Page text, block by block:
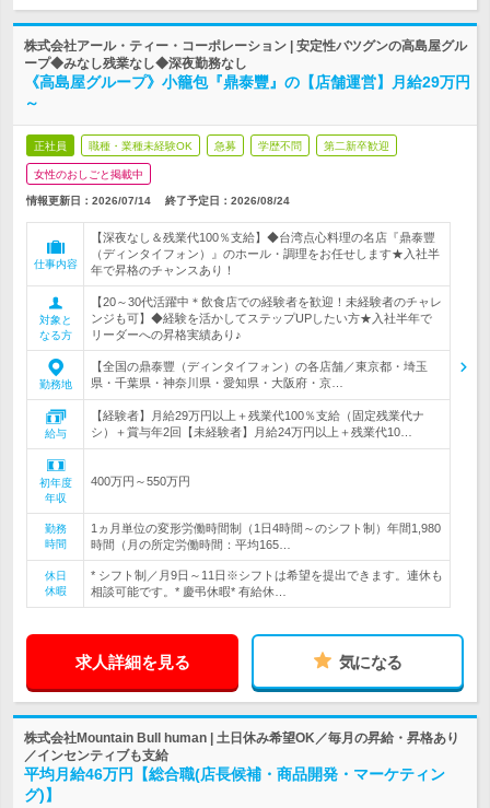
株式会社アール・ティー・コーポレーション | 安定性バツグンの高島屋グル
ープ◆みなし残業なし◆深夜勤務なし
《高島屋グループ》小籠包『鼎泰豐』の【店舗運営】月給29万円
～
正社員 職種・業種未経験OK 急募 学歴不問 第二新卒歓迎
女性のおしごと掲載中
情報更新日：2026/07/14 終了予定日： 2026/08/24
仕事内容
【深夜なし＆残業代100％支給】◆台湾点心料理の名店『鼎泰豐
（ディンタイフォン）』のホール・調理をお任せします★入社半
年で昇格のチャンスあり！
対象と
なる方
【20～30代活躍中＊飲食店での経験者を歓迎！未経験者のチャレ
ンジも可】◆経験を活かしてステップUPしたい方★入社半年で
リーダーへの昇格実績あり♪
勤務地
【全国の鼎泰豐（ディンタイフォン）の各店舗／東京都・埼玉
県・千葉県・神奈川県・愛知県・大阪府・京…
給与
【経験者】月給29万円以上＋残業代100％支給（固定残業代ナ
シ）＋賞与年2回【未経験者】月給24万円以上＋残業代10…
初年度
年収
400万円～550万円
勤務
時間
1ヵ月単位の変形労働時間制（1日4時間～のシフト制）年間1,980
時間（月の所定労働時間：平均165…
休日
休暇
* シフト制／月9日～11日※シフトは希望を提出できます。連休も
相談可能です。* 慶弔休暇* 有給休…
求人詳細を見る 気になる
株式会社Mountain Bull human | 土日休み希望OK／毎月の昇給・昇格あり
／インセンティブも支給
平均月給46万円【総合職(店長候補・商品開発・マーケティン
グ)】